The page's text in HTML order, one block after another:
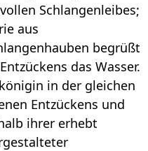
Schlangenleibes;
aus
begrüßt
das Wasser.
in der gleichen
Entzückens und
ihrer erhebt